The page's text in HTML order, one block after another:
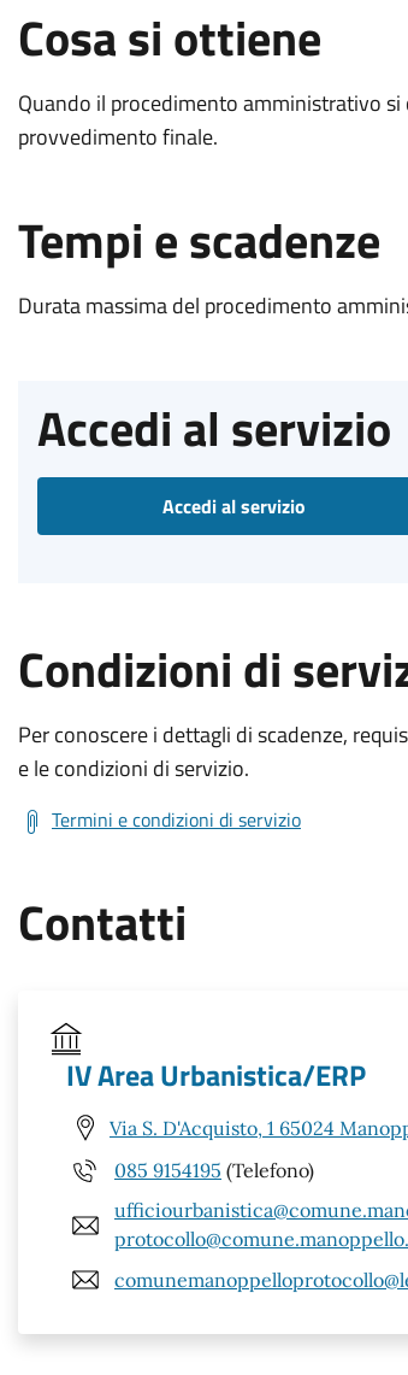
Cosa si ottiene
Quando il procedimento amministrativo
provvedimento finale.
Tempi e scadenze
Durata massima del procedimento
Accedi al servizio
Accedi al servizio
Condizioni di
Per conoscere i dettagli di scadenze,
e le condizioni di servizio.
Termini e condizioni di servizio
Contatti
IV Area Urbanistica/ERP
Via S. D'Acquisto, 1 65024
085 9154195 (Telefono)